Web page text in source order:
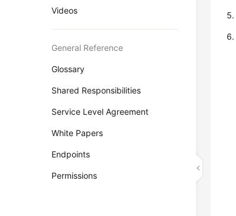
Videos
General Reference
Glossary
Shared Responsibilities
Service Level Agreement
White Papers
Endpoints
Permissions